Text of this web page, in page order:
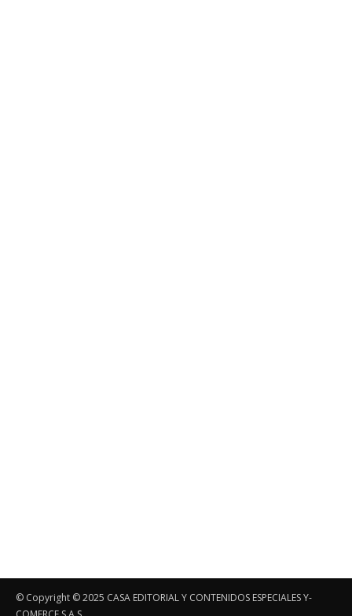
© Copyright ©️ 2025 CASA EDITORIAL Y CONTENIDOS ESPECIALES Y-